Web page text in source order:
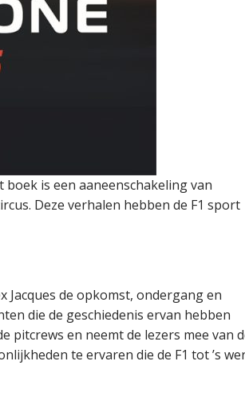
is een aaneenschakeling van
Deze verhalen hebben de F1 sport
de opkomst, ondergang en
die de geschiedenis ervan hebben
pitcrews en neemt de lezers mee van
te ervaren die de F1 tot ’s